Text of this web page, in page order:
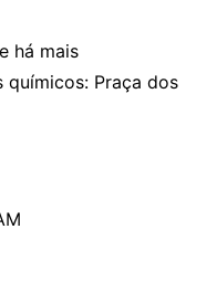
há mais
químicos: Praça dos